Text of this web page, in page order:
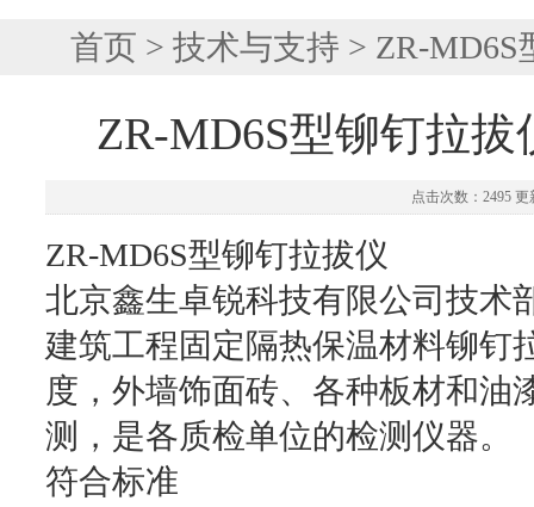
首页 > 技术与支持 > ZR-
ZR-MD6S型铆钉拉
点击次数：2495 更
ZR-MD6S型铆钉拉拔仪
北京鑫生卓锐科技有限公司技术
建筑工程固定隔热保温材料铆钉
度，外墙饰面砖、各种板材和油
测，是各质检单位的检测仪器。
符合标准